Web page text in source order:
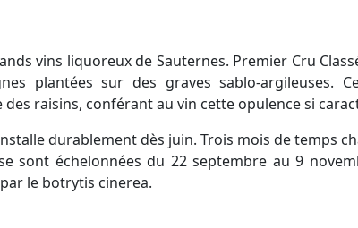
vins liquoreux de Sauternes. Premier Cru
plantées sur des graves sablo-argileuses.
raisins, conférant au vin cette opulence si
durablement dès juin. Trois mois de temps
sont échelonnées du 22 septembre au 9
le botrytis cinerea.